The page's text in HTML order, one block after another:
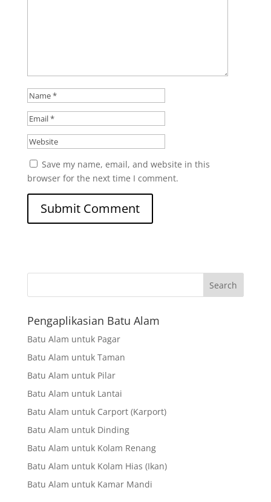
Save my name, email, and website in this
browser for the next time I comment.
Search
Pengaplikasian Batu Alam
Batu Alam untuk Pagar
Batu Alam untuk Taman
Batu Alam untuk Pilar
Batu Alam untuk Lantai
Batu Alam untuk Carport (Karport)
Batu Alam untuk Dinding
Batu Alam untuk Kolam Renang
Batu Alam untuk Kolam Hias (Ikan)
Batu Alam untuk Kamar Mandi